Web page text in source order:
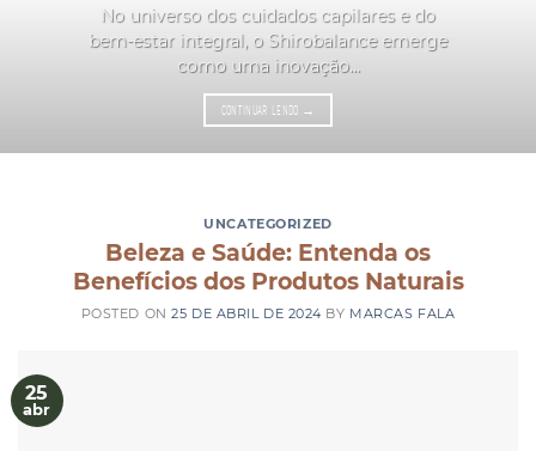
No universo dos cuidados capilares e do
bem-estar integral, o Shirobalance emerge
como uma inovação...
CONTINUAR LENDO →
UNCATEGORIZED
Beleza e Saúde: Entenda os
Benefícios dos Produtos Naturais
POSTED ON25 DE ABRIL DE 2024 BY MARCAS FALA
25
abr